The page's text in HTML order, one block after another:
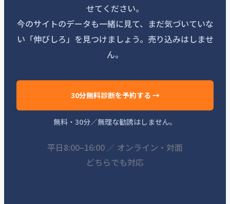
せてください。
今のサイトのデータも一緒に見て、まだ気づいていな
い「伸びしろ」を見つけましょう。売り込みはしませ
ん。
30分無料診断を予約する →
無料・30分／無理な勧誘はしません。
平日8:00–16:00 ／ オンライン・対面
どちらでも対応